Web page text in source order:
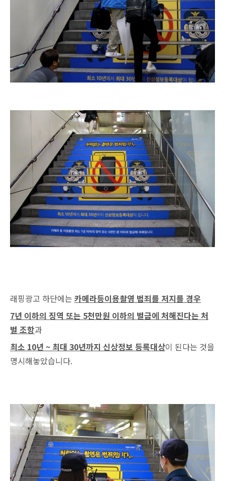
래핑광고 하단에는 카메라등이용촬영 범죄를 저지를 경우
7년 이하의 징역 또는 5천만원 이하의 벌금에 처해진다는 처
벌 조항과
최소 10년 ~ 최대 30년까지 신상정보 등록대상이 된다는 것을
명시해놓았습니다.